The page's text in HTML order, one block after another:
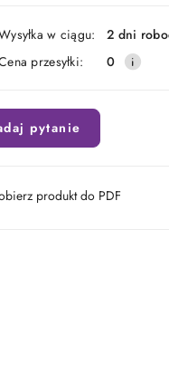
w ciągu:
2 dni
przesyłki:
0
pytanie
produkt do PDF